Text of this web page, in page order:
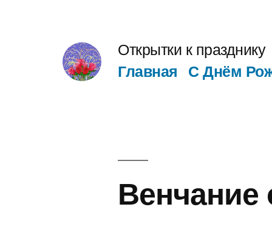
содержимому
Открытки к празднику
Главная С Днём
Венчание